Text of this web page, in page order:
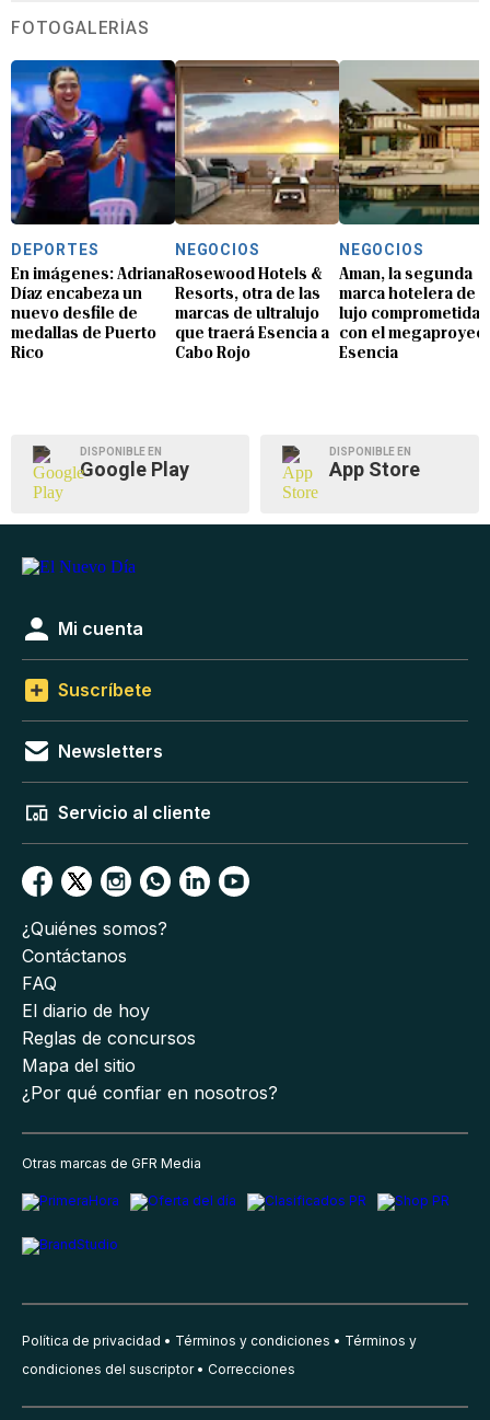
FOTOGALERÍAS
DEPORTES
En imágenes: Adriana
Díaz encabeza un
nuevo desfile de
medallas de Puerto
Rico
NEGOCIOS
Rosewood Hotels &
Resorts, otra de las
marcas de ultralujo
que traerá Esencia a
Cabo Rojo
NEGOCIOS
Aman, la segunda
marca hotelera de
lujo comprometida
con el
Esencia
DISPONIBLE EN
Google Play
DISPONIBLE EN
App Store
Mi cuenta
Suscríbete
Newsletters
Servicio al cliente
¿Quiénes somos?
Contáctanos
FAQ
El diario de hoy
Reglas de concursos
Mapa del sitio
¿Por qué confiar en nosotros?
Otras marcas de GFR Media
Política de privacidad Términos y condiciones
Términos y
condiciones del suscriptor
Correcciones